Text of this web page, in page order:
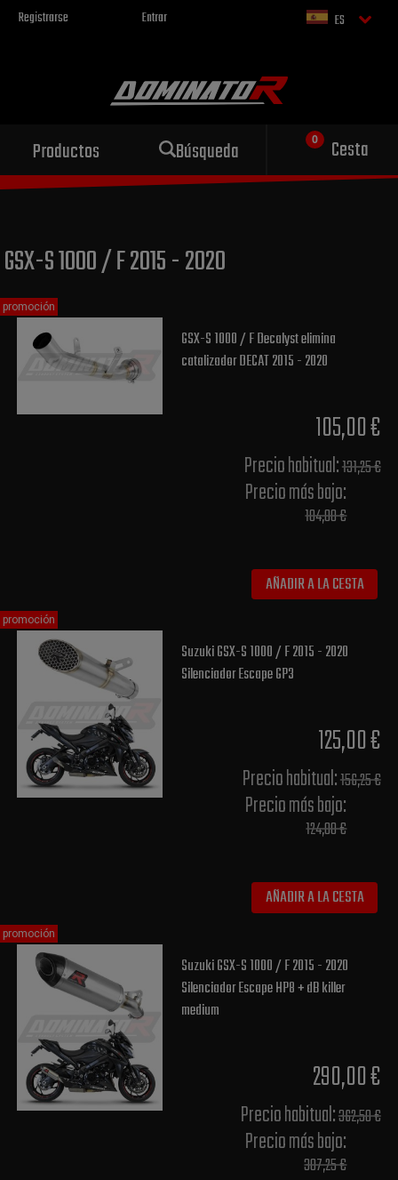
Registrarse Entrar ES
Productos Búsqueda Cesta
Escape deportivo
para tu motocicleta
GSX-S 1000 / F 2015 - 2020
GSX-S 1000 / F Decalyst elimina
catalizador DECAT 2015 - 2020
105,00 €
Precio habitual​:131,25 €
Precio más bajo​:
104,00 €
AÑADIR A LA CESTA
promoción
Suzuki GSX-S 1000 / F 2015 - 2020
Silenciador Escape GP3
125,00 €
Precio habitual​:156,25 €
Precio más bajo​:
124,00 €
AÑADIR A LA CESTA
promoción
Suzuki GSX-S 1000 / F 2015 - 2020
Silenciador Escape HP8 + dB killer
medium
290,00 €
Precio habitual​:362,50 €
Precio más bajo​:
307,25 €
promoción